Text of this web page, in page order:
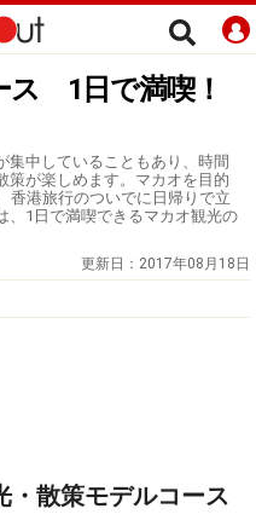
ス 1日で満喫！
集中していることもあり、時間
策が楽しめます。マカオを目的
香港旅行のついでに日帰りで立
、1日で満喫できるマカオ観光の
更新日： 2017年08月18日
・散策モデルコース